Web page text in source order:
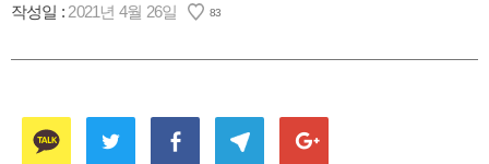
작성일 : 2021년 4월 26일 83